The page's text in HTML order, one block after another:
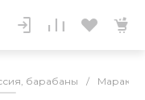
барабаны /